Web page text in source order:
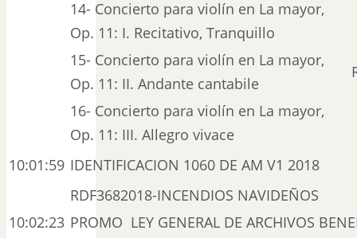
14- Concierto para violín en La mayor,
Op. 11: I. Recitativo, Tranquillo
15- Concierto para violín en La mayor,
Op. 11: II. Andante cantabile
16- Concierto para violín en La mayor,
Op. 11: III. Allegro vivace
10:01:59 IDENTIFICACION 1060 DE AM V1 2018
10:02:23
RDF3682018-INCENDIOS NAVIDEÑOS
PROMO LEY GENERAL DE ARCHIVOS